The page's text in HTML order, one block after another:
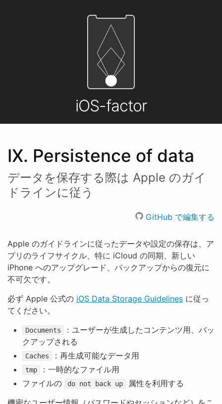
iOS-factor
IX. Persistence of data
データを保存する際は Apple のガイ
ドラインに従う
GitHub で編集する
Apple のガイドラインに従ったデータや設定の保存は、ア
プリのライフサイクル、特に iCloud の同期、新しい
iPhone へのアップグレード、バックアップからの復元に
不可欠です。
必ず Apple 公式の iOS Data Storage Guidelines に従っ
てください。
Documents
：ユーザーが生成したコンテンツ用、バッ
クアップされる
Caches ：再生成可能なデータ用
tmp
：一時的なファイル用
ファイルの
do not back up
属性を利用する